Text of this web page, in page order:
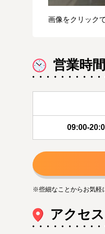
画像をクリック
営業時間
09:00-
※些細なことからお気軽
アクセス